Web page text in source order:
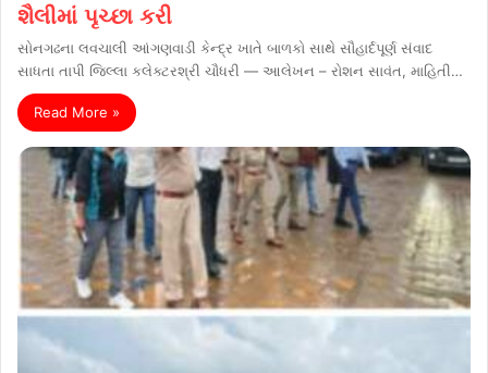
શૈલીમાં પૃચ્છા કરી
સોનગઢના લવચાલી આંગણવાડી કેન્દ્ર ખાતે બાળકો સાથે સૌહાર્દપૂર્ણ સંવાદ
સાધતા તાપી જિલ્લા કલેક્ટરશ્રી ચૌધરી — આલેખન – રોશન સાવંત, માહિતી…
Read More »